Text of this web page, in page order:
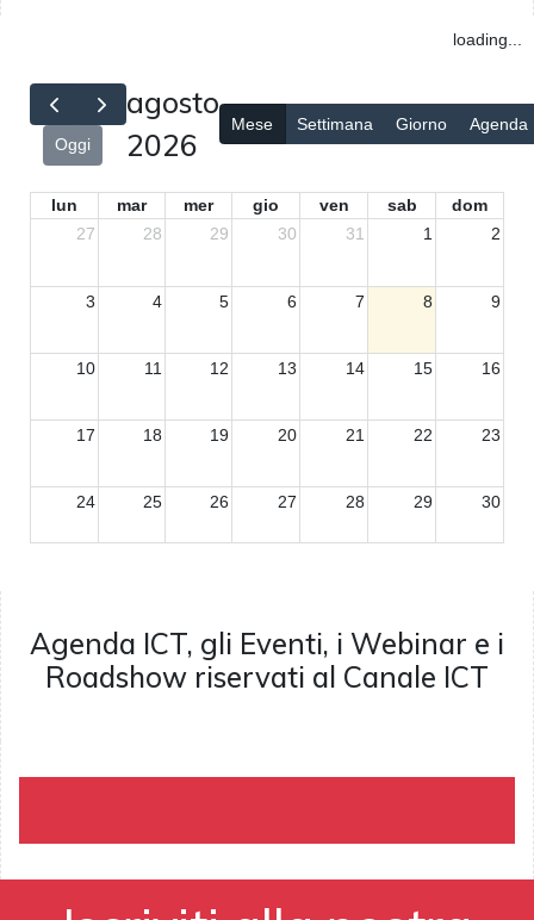
loading...
Oggi
agosto
2026
Mese Settimana Giorno Agenda
lun mar mer gio ven sab
dom
27
28 29 30 31 1 2
3 4 5 6 7 8 9
10 11 12 13 14 15 16
17 18 19 20 21 22 23
24 25 26 27 28 29 30
Agenda ICT, gli Eventi, i Webinar e i
Roadshow riservati al Canale ICT